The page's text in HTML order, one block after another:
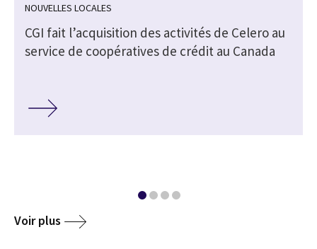
NOUVELLES LOCALES
CGI fait l’acquisition des activités de Celero au
service de coopératives de crédit au Canada
Voir plus